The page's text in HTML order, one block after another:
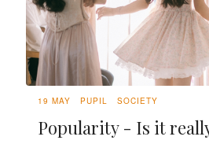
19 MAY PUPIL SOCIETY
Popularity - Is it